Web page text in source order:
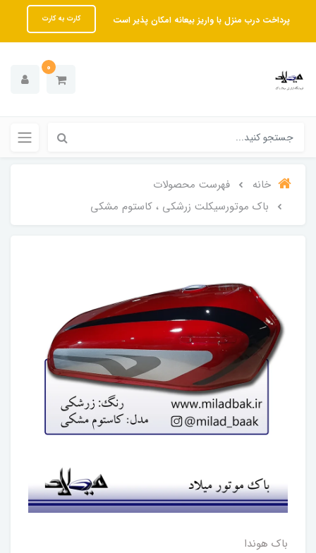
پرداخت درب منزل با واریز بیعانه امکان پذیر است کارت به کارت
0
خانه
فهرست محصولات
باک موتورسیکلت زرشکی ، کاستوم مشکی
باک هوندا